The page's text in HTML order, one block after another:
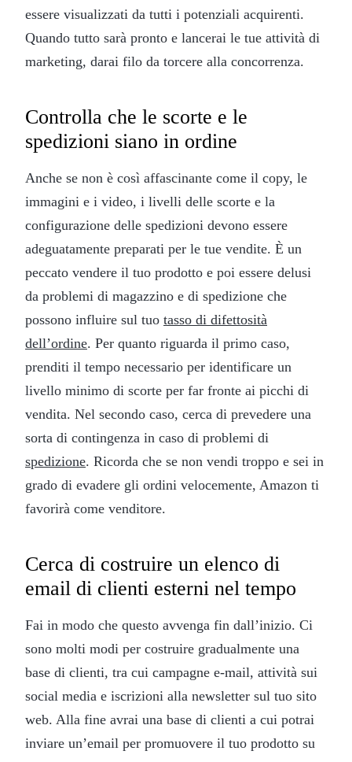
essere visualizzati da tutti i potenziali acquirenti.
Quando tutto sarà pronto e lancerai le tue attività di
marketing, darai filo da torcere alla concorrenza.
Controlla che le scorte e le
spedizioni siano in ordine
Anche se non è così affascinante come il copy, le
immagini e i video, i livelli delle scorte e la
configurazione delle spedizioni devono essere
adeguatamente preparati per le tue vendite. È un
peccato vendere il tuo prodotto e poi essere delusi
da problemi di magazzino e di spedizione che
possono influire sul tuo tasso di difettosità
dell’ordine. Per quanto riguarda il primo caso,
prenditi il tempo necessario per identificare un
livello minimo di scorte per far fronte ai picchi di
vendita. Nel secondo caso, cerca di prevedere una
sorta di contingenza in caso di problemi di
spedizione. Ricorda che se non vendi troppo e sei in
grado di evadere gli ordini velocemente, Amazon ti
favorirà come venditore.
Cerca di costruire un elenco di
email di clienti esterni nel tempo
Fai in modo che questo avvenga fin dall’inizio. Ci
sono molti modi per costruire gradualmente una
base di clienti, tra cui campagne e-mail, attività sui
social media e iscrizioni alla newsletter sul tuo sito
web. Alla fine avrai una base di clienti a cui potrai
inviare un’email per promuovere il tuo prodotto su